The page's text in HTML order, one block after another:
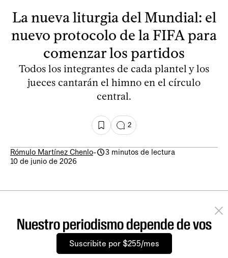
La nueva liturgia del Mundial: el
nuevo protocolo de la FIFA para
comenzar los partidos
Todos los integrantes de cada plantel y los
jueces cantarán el himno en el círculo
central.
2
Rómulo Martínez Chenlo-
3 minutos de lectura
10 de junio de 2026
Nuestro periodismo depende de vos
Suscribite por $255/mes